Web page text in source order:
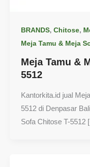
BRANDS, Chitose,
Meja Tamu & Meja
Meja Tamu &
5512
Kantorkita.id jual
5512 di Denpasar
Sofa Chitose T-5512